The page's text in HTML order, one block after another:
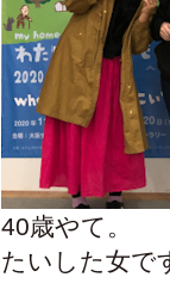
40歳やて。
たいした女で